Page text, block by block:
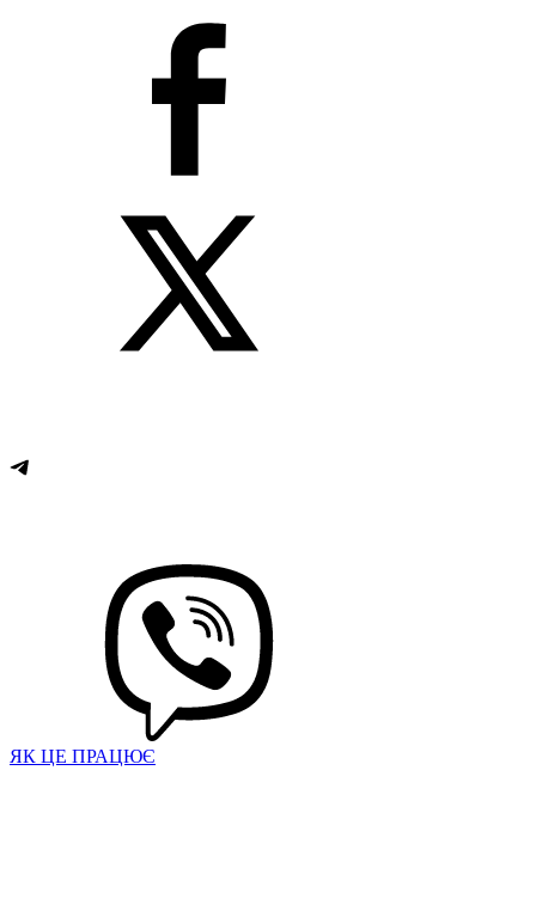
ЯК ЦЕ ПРАЦЮЄ